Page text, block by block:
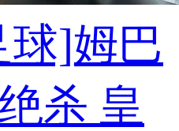
球]姆巴
杀 皇